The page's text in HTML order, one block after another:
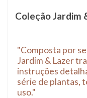
Coleção Jardim
"Composta por
Jardim & Lazer
instruções
série de plantas,
uso."